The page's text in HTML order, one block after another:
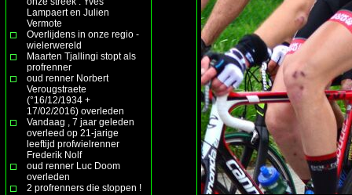
Lampaert en Julien
Vermote
Overlijdens in onze regio -
wielerwereld
Maarten Tjallingi stopt als
profrenner
oud renner Norbert
Verougstraete
(°16/12/1934 +
17/02/2016) overleden
Vandaag , 7 jaar geleden
overleed op 21-jarige
leeftijd profwielrenner
Frederik Nolf
oud renner Luc Doom
overleden
2 profrenners die stoppen !